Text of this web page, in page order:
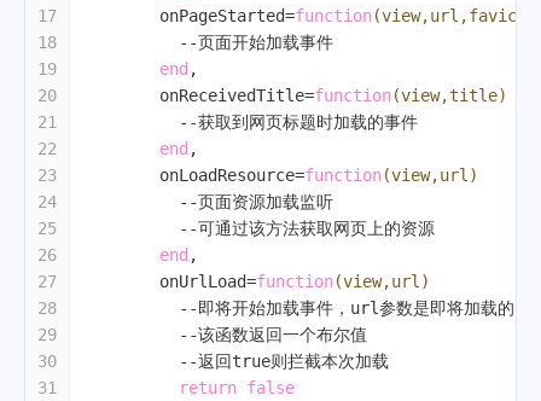
17
18
19
20
21
22
23
24
25
26
27
28
29
30
31
        onPageStarted=
function
--页面开始加载事件
end ,
        onReceivedTitle=
function(view,title)
--获取到网页标题时加载的事件
end ,
        onLoadResource=
function(view,url)
--页面资源加载监听
--可通过该方法获取网页上的资源
end ,
        onUrlLoad=
function(view,url)
--即将开始加载事件，url参数是即将加载的
--该函数返回一个布尔值
--返回true则拦截本次加载
return false